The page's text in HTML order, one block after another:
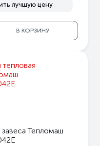
лучшую цену
В КОРЗИНУ
Тепломаш